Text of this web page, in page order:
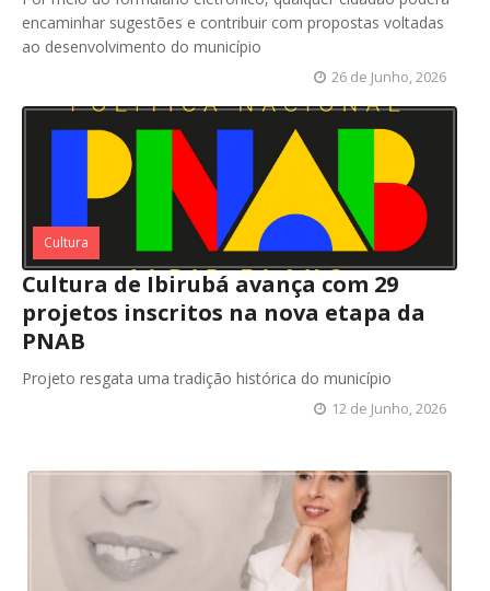
encaminhar sugestões e contribuir com propostas voltadas
ao desenvolvimento do município
26 de Junho, 2026
Cultura
Cultura de Ibirubá avança com 29
projetos inscritos na nova etapa da
PNAB
Projeto resgata uma tradição histórica do município
12 de Junho, 2026